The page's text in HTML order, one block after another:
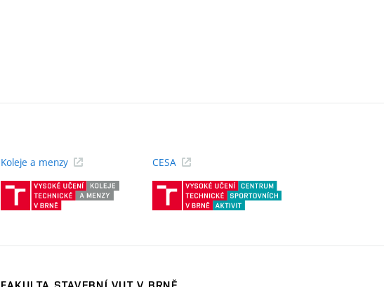
Koleje a menzy
(externí
CESA